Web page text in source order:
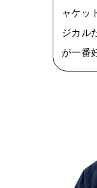
ャケッ
ジカル
が一番